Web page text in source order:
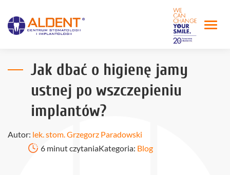
Jak dbać o higienę jamy
ustnej po wszczepieniu
implantów?
Autor: lek. stom. Grzegorz Paradowski
6 minut czytaniaKategoria: Blog